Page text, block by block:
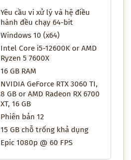
Yêu cầu vi xử lý và hệ điều
hành đều chạy 64-bit
Windows 10 (x64)
Intel Core i5-12600K or AMD
Ryzen 5 7600X
16 GB RAM
NVIDIA GeForce RTX 3060 TI,
8 GB or AMD Radeon RX 6700
XT, 16 GB
Phiên bản 12
15 GB chỗ trống khả dụng
Epic 1080p @ 60 FPS